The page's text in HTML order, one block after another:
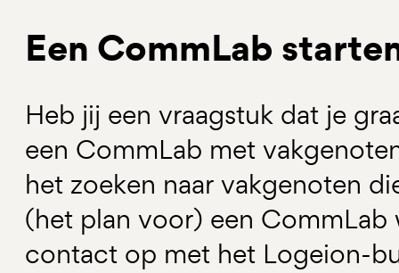
Een CommLab
Heb jij een vraagstuk dat je
een CommLab met
het zoeken naar vakgenoten
(het plan voor) een CommLab
contact op met het Logeion-